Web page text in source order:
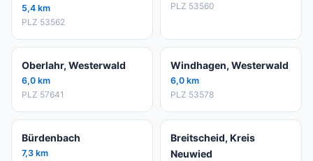
5,4 km
PLZ 53562
PLZ 53560
Oberlahr, Westerwald
6,0 km
PLZ 57641
Windhagen, Westerwald
6,0 km
PLZ 53578
Bürdenbach
7,3 km
Breitscheid, Kreis
Neuwied